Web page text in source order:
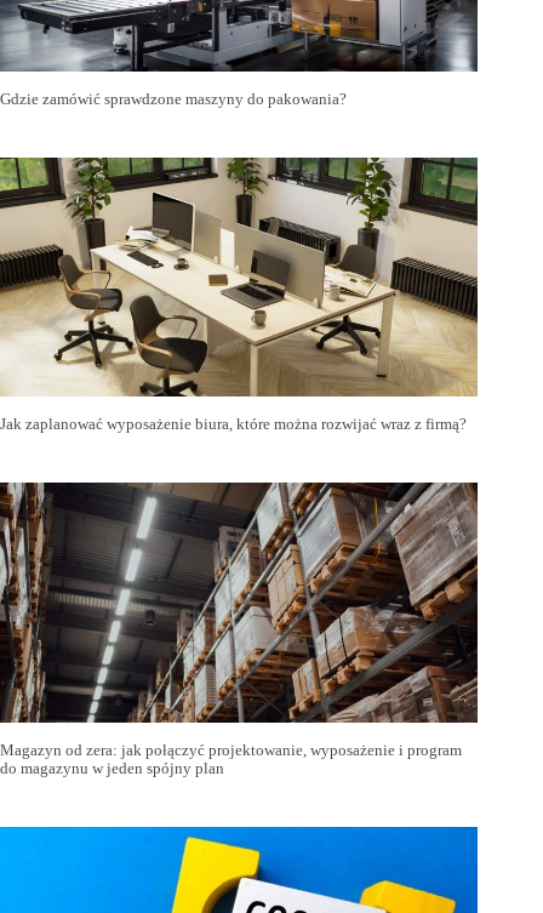
Gdzie zamówić sprawdzone maszyny do pakowania?
Jak zaplanować wyposażenie biura, które można rozwijać wraz z firmą?
Magazyn od zera: jak połączyć projektowanie, wyposażenie i program
do magazynu w jeden spójny plan